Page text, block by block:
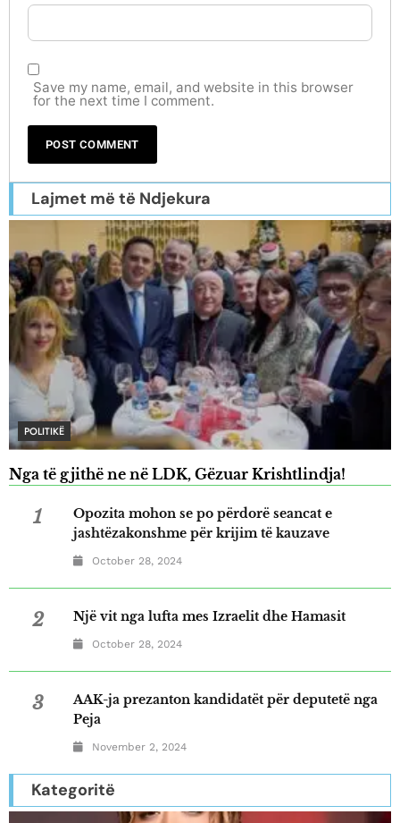
Save my name, email, and website in this browser
for the next time I comment.
Lajmet më të Ndjekura
POLITIKË
Nga të gjithë ne në LDK, Gëzuar Krishtlindja!
1
Opozita mohon se po përdorë seancat e
jashtëzakonshme për krijim të kauzave
October 28, 2024
2 Një vit nga lufta mes Izraelit dhe Hamasit
October 28, 2024
3
AAK-ja prezanton kandidatët për deputetë nga
Peja
November 2, 2024
Kategoritë